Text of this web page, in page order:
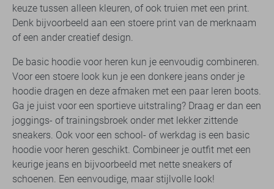
keuze tussen alleen kleuren, of ook truien met een print.
Denk bijvoorbeeld aan een stoere print van de merknaam
of een ander creatief design.
De basic hoodie voor heren kun je eenvoudig combineren.
Voor een stoere look kun je een donkere jeans onder je
hoodie dragen en deze afmaken met een paar leren boots.
Ga je juist voor een sportieve uitstraling? Draag er dan een
joggings- of trainingsbroek onder met lekker zittende
sneakers. Ook voor een school- of werkdag is een basic
hoodie voor heren geschikt. Combineer je outfit met een
keurige jeans en bijvoorbeeld met nette sneakers of
schoenen. Een eenvoudige, maar stijlvolle look!